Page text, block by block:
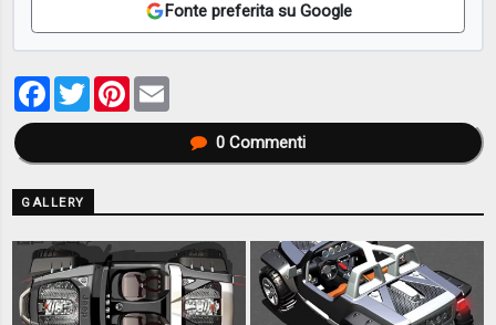
Fonte preferita su Google
Facebook
TwitterPinterest
0Commenti
GALLERY